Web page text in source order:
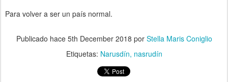
Para volver a ser un país normal.
Publicado hace 5th December 2018 por Stella Maris Coniglio
Etiquetas: Narusdín nasrudín